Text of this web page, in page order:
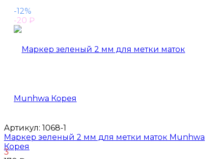
-12%
-20 ₽
Артикул: 1068-1
Маркер зеленый 2 мм для метки маток Munhwa
Корея
3